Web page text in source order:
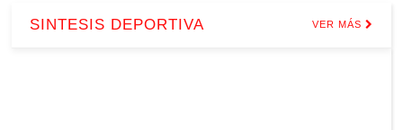
SINTESIS DEPORTIVA VER MÁS